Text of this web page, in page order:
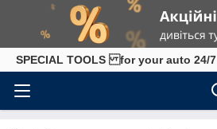
SPECIAL TOOLS for your auto 24/7